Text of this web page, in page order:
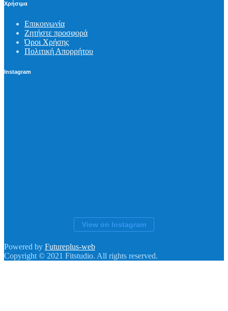
Χρήσιμα
Επικοινωνία
Ζητήστε προσφορά
Όροι Χρήσης
Πολιτική Απορρήτου
Instagram
View on Instagram
Powered by Futureplus-web
Copyright © 2021 Fitstudio. All rights reserved.